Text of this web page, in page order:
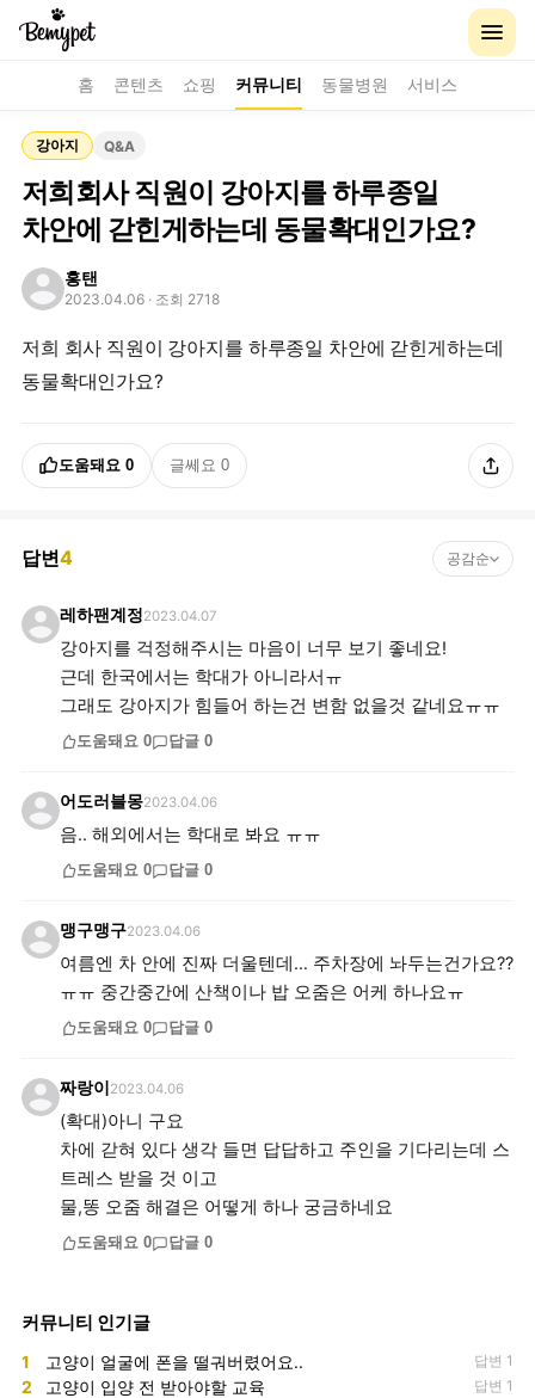
홈 콘텐츠 쇼핑 커뮤니티 동물병원 서비스
강아지 Q&A
저희회사 직원이 강아지를 하루종일
차안에 갇힌게하는데 동물확대인가요?
홍탠
2023.04.06 · 조회 2718
저희 회사 직원이 강아지를 하루종일 차안에 갇힌게하는데
동물확대인가요?
도움돼요 0 글쎄요 0
답변4 공감순
레하팬계정2023.04.07
강아지를 걱정해주시는 마음이 너무 보기 좋네요!
근데 한국에서는 학대가 아니라서ㅠ
그래도 강아지가 힘들어 하는건 변함 없을것 같네요ㅠㅠ
도움돼요 0 답글 0
어도러블몽2023.04.06
음.. 해외에서는 학대로 봐요 ㅠㅠ
도움돼요 0 답글 0
맹구맹구2023.04.06
여름엔 차 안에 진짜 더울텐데… 주차장에 놔두는건가요??
ㅠㅠ 중간중간에 산책이나 밥 오줌은 어케 하나요ㅠ
도움돼요 0 답글 0
짜랑이 2023.04.06
(확대)아니 구요
차에 갇혀 있다 생각 들면 답답하고 주인을 기다리는데 스
트레스 받을 것 이고
물,똥 오줌 해결은 어떻게 하나 궁금하네요
도움돼요 0 답글 0
커뮤니티 인기글
1 고양이 얼굴에 폰을 떨궈버렸어요.. 답변 1
2 고양이 입양 전 받아야할 교육 답변 1